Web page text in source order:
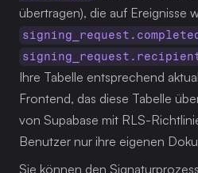
Ihre Tabelle entsprechend
Frontend, das diese Tabelle
von Supabase mit RLS-
Benutzer nur ihre eigenen
Sie können den